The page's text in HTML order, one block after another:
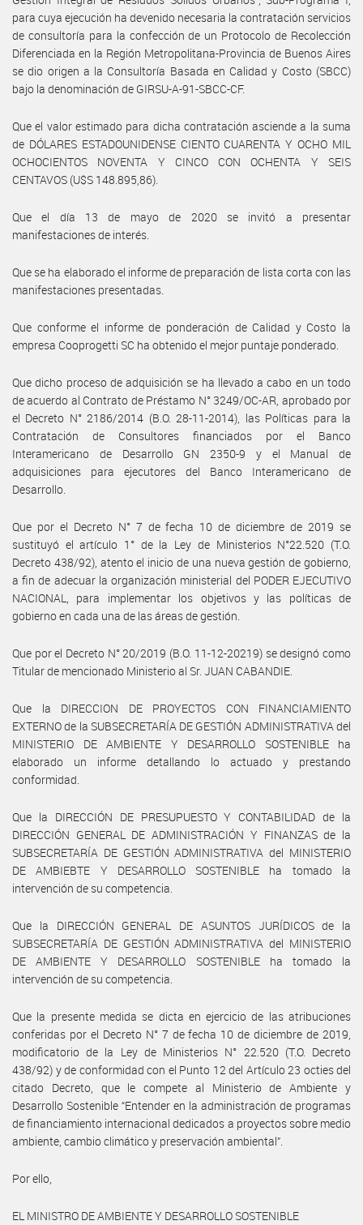
para cuya ejecución ha devenido necesaria la contratación servicios
de consultoría para la confección de un Protocolo de Recolección
Diferenciada en la Región Metropolitana-Provincia de Buenos Aires
se dio origen a la Consultoría Basada en Calidad y Costo (SBCC)
bajo la denominación de GIRSU-A-91-SBCC-CF.
Que el valor estimado para dicha contratación asciende a la suma
de DÓLARES ESTADOUNIDENSE CIENTO CUARENTA Y OCHO MIL
OCHOCIENTOS NOVENTA Y CINCO CON OCHENTA Y SEIS
CENTAVOS (U$S 148.895,86).
Que el día 13 de mayo de 2020 se invitó a presentar
manifestaciones de interés.
Que se ha elaborado el informe de preparación de lista corta con las
manifestaciones presentadas.
Que conforme el informe de ponderación de Calidad y Costo la
empresa Cooprogetti SC ha obtenido el mejor puntaje ponderado.
Que dicho proceso de adquisición se ha llevado a cabo en un todo
de acuerdo al Contrato de Préstamo N° 3249/OC-AR, aprobado por
el Decreto N° 2186/2014 (B.O. 28-11-2014), las Políticas para la
Contratación de Consultores financiados por el Banco
Interamericano de Desarrollo GN 2350-9 y el Manual de
adquisiciones para ejecutores del Banco Interamericano de
Desarrollo.
Que por el Decreto N° 7 de fecha 10 de diciembre de 2019 se
sustituyó el artículo 1° de la Ley de Ministerios N°22.520 (T.O.
Decreto 438/92), atento el inicio de una nueva gestión de gobierno,
a fin de adecuar la organización ministerial del PODER EJECUTIVO
NACIONAL, para implementar los objetivos y las políticas de
gobierno en cada una de las áreas de gestión.
Que por el Decreto N° 20/2019 (B.O. 11-12-20219) se designó como
Titular de mencionado Ministerio al Sr. JUAN CABANDIE.
Que la DIRECCION DE PROYECTOS CON FINANCIAMIENTO
EXTERNO de la SUBSECRETARÍA DE GESTIÓN ADMINISTRATIVA del
MINISTERIO DE AMBIENTE Y DESARROLLO SOSTENIBLE ha
elaborado un informe detallando lo actuado y prestando
conformidad.
Que la DIRECCIÓN DE PRESUPUESTO Y CONTABILIDAD de la
DIRECCIÓN GENERAL DE ADMINISTRACIÓN Y FINANZAS de la
SUBSECRETARÍA DE GESTIÓN ADMINISTRATIVA del MINISTERIO
DE AMBIEBTE Y DESARROLLO SOSTENIBLE ha tomado la
intervención de su competencia.
Que la DIRECCIÓN GENERAL DE ASUNTOS JURÍDICOS de la
SUBSECRETARÍA DE GESTIÓN ADMINISTRATIVA del MINISTERIO
DE AMBIENTE Y DESARROLLO SOSTENIBLE ha tomado la
intervención de su competencia.
Que la presente medida se dicta en ejercicio de las atribuciones
conferidas por el Decreto N° 7 de fecha 10 de diciembre de 2019,
modificatorio de la Ley de Ministerios N° 22.520 (T.O. Decreto
438/92) y de conformidad con el Punto 12 del Artículo 23 octies del
citado Decreto, que le compete al Ministerio de Ambiente y
Desarrollo Sostenible “Entender en la administración de programas
de financiamiento internacional dedicados a proyectos sobre medio
ambiente, cambio climático y preservación ambiental”.
Por ello,
EL MINISTRO DE AMBIENTE Y DESARROLLO SOSTENIBLE